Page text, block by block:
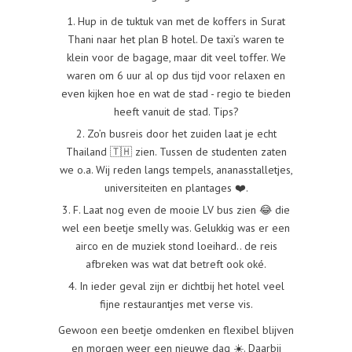
1. Hup in de tuktuk van met de koffers in Surat
Thani naar het plan B hotel. De taxi’s waren te
klein voor de bagage, maar dit veel toffer. We
waren om 6 uur al op dus tijd voor relaxen en
even kijken hoe en wat de stad - regio te bieden
heeft vanuit de stad. Tips?
2. Zo’n busreis door het zuiden laat je echt
Thailand 🇹🇭 zien. Tussen de studenten zaten
we o.a. Wij reden langs tempels, ananasstalletjes,
universiteiten en plantages ❤️.
3. F. Laat nog even de mooie LV bus zien 😂 die
wel een beetje smelly was. Gelukkig was er een
airco en de muziek stond loeihard.. de reis
afbreken was wat dat betreft ook oké.
4. In ieder geval zijn er dichtbij het hotel veel
fijne restaurantjes met verse vis.
Gewoon een beetje omdenken en flexibel blijven
en morgen weer een nieuwe dag ☀️. Daarbij